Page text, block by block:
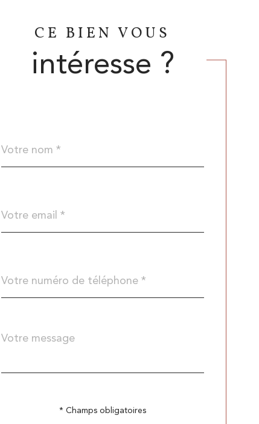
CE BIEN VOUS
intéresse ?
*
*
*
Fieldset
défaut
Message
Validation* Champs obligatoires